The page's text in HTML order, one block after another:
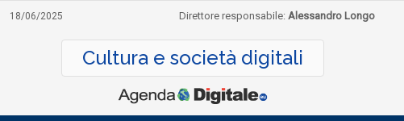
18/06/2025 Direttore responsabile: Alessandro Longo
Cultura e società digitali